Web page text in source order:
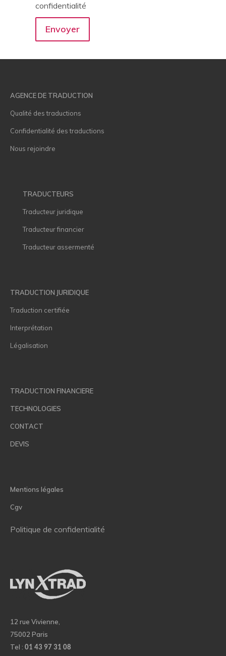
confidentialité
AGENCE DE TRADUCTION
Qualité des traductions
Confidentialité des traductions
Nous rejoindre
TRADUCTEURS
Traducteur juridique
Traducteur financier
Traducteur assermenté
TRADUCTION JURIDIQUE
Traduction certifiée
Interprétation
Légalisation
TRADUCTION FINANCIERE
TECHNOLOGIES
CONTACT
DEVIS
Mentions légales
Cgv
Politique de confidentialité
12 rue Vivienne,
75002 Paris
Tel : 01 43 97 31 08